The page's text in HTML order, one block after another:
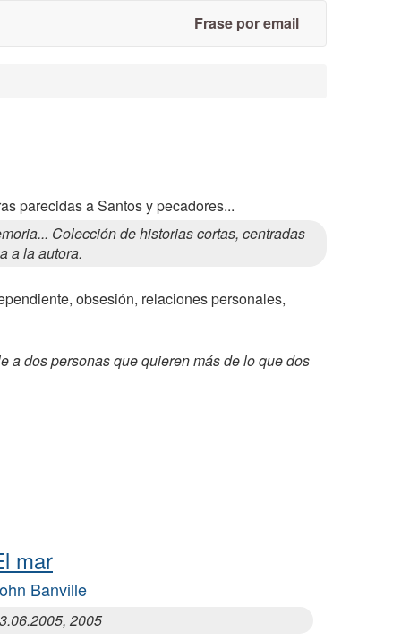
Frase por email
parecidas a Santos y pecadores...
Colección de historias cortas, centradas
a la autora.
obsesión, relaciones personales,
a dos personas que quieren más de lo que dos
mar
Banville
2005